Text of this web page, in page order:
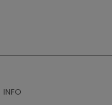
INFO